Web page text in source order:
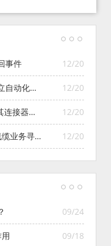
12/20
事件
12/20
自动化智
12/20
接器系
12/20
业务寻找
09/24
09/18